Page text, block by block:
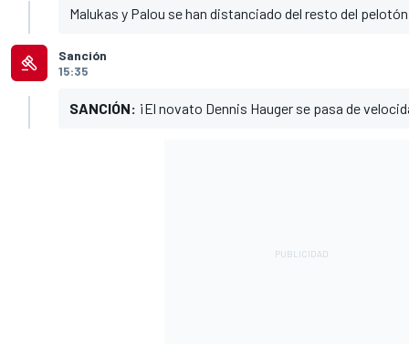
Malukas y Palou se han distanciado del resto del pelotón
Sanción
15:35
SANCIÓN: ¡El novato Dennis Hauger se pasa de